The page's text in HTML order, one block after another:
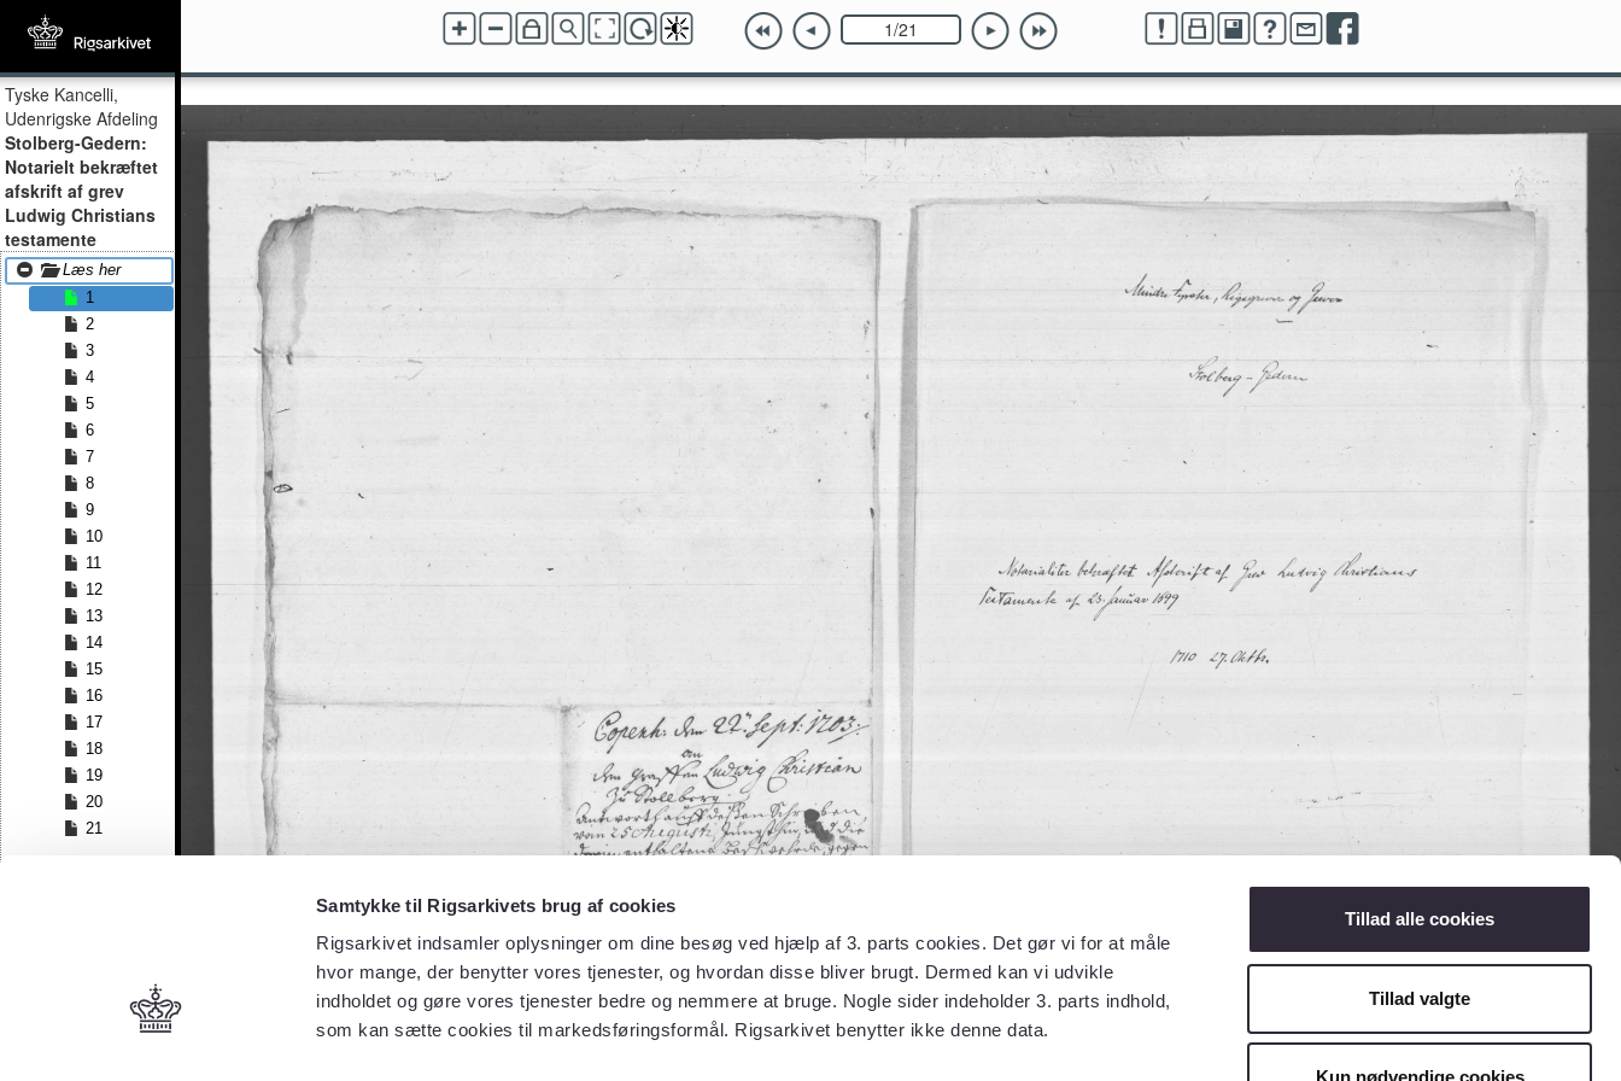
Samtykke til Rigsarkivets brug af cookies
Rigsarkivet indsamler oplysninger om dine besøg ved hjælp af 3. parts cookies. Det gør vi for at måle
hvor mange, der benytter vores tjenester, og hvordan disse bliver brugt. Dermed kan vi udvikle
indholdet og gøre vores tjenester bedre og nemmere at bruge. Nogle sider indeholder 3. parts indhold,
som kan sætte cookies til markedsføringsformål. Rigsarkivet benytter ikke denne data.
Tillad alle cookies
Tillad valgte
Kun nødvendige cookies
Tyske Kancelli,
Udenrigske Afdeling
Stolberg-Gedern:
Notarielt bekræftet
afskrift af grev
Ludwig Christians
testamente
Læs her
1
2
3
4
5
6
7
8
9
10
11
12
13
14
15
16
17
18
19
20
21